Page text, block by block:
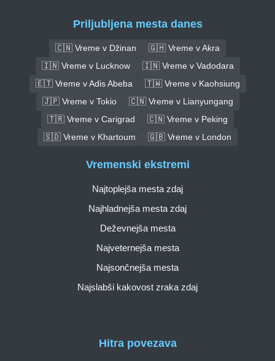
Priljubljena mesta danes
🇨🇳 Vreme v Džinan
🇬🇭 Vreme v Akra
🇮🇳 Vreme v Lucknow
🇮🇳 Vreme v Vadodara
🇪🇹 Vreme v Adis Abeba
🇹🇼 Vreme v Kaohsiung
🇯🇵 Vreme v Tokio
🇨🇳 Vreme v Lianyungang
🇹🇷 Vreme v Carigrad
🇨🇳 Vreme v Peking
🇸🇩 Vreme v Khartoum
🇬🇧 Vreme v London
Hitra povezava
Vremenski ekstremi
Najtoplejša mesta zdaj
Najhladnejša mesta zdaj
Deževnejša mesta
Najveternejša mesta
Najsončnejša mesta
Najslabši kakovost zraka zdaj